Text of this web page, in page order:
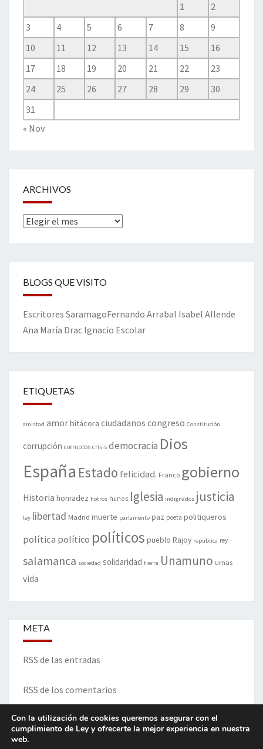
1
2
3
4 5 6 7 8
9
10
11 12 13 14 15
16
17
18 19 20 21 22
23
24
25 26 27 28 29
30
31
« Nov
ARCHIVOS
Archivos
BLOGS QUE VISITO
Escritores SaramagoFernando Arrabal Isabel Allende
Ana María Drac Ignacio Escolar
ETIQUETAS
amistad amorbitácora ciudadanos congreso Constitución
corrupción corruptos crisis democracia Dios
España Estado felicidad. Franco gobierno
Historia honradez hotros hunos Iglesia indignados justicia
ley libertad Madrid muerte parlamento paz poeta politiqueros
política político políticos pueblo Rajoy república rey
salamanca sociedad solidaridad tierra Unamuno urnas
vida
META
RSS de las entradas
RSS de los comentarios
ITINERARIO DE VIDA Y OPINIONES - Francisco Blanco Prieto
Con la utilización de cookies queremos asegurar con el
cumplimiento de Ley y ofrecerte la mejor experiencia en nuestra
web.